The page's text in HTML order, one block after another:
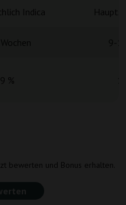
Indica
%
bewerten und Bonus erhalten.